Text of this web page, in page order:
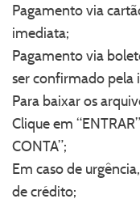
Pagamento via
imediata;
Pagamento via
ser confirmado pela
Para baixar os
Clique em
CONTA”;
Em caso de
de crédito;